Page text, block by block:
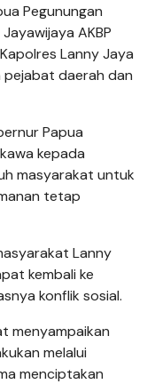
Pegunungan
AKBP
Lanny Jaya
pejabat daerah dan
Papua
kepada
masyarakat untuk
tetap
Lanny
kembali ke
konflik sosial.
menyampaikan
melalui
menciptakan